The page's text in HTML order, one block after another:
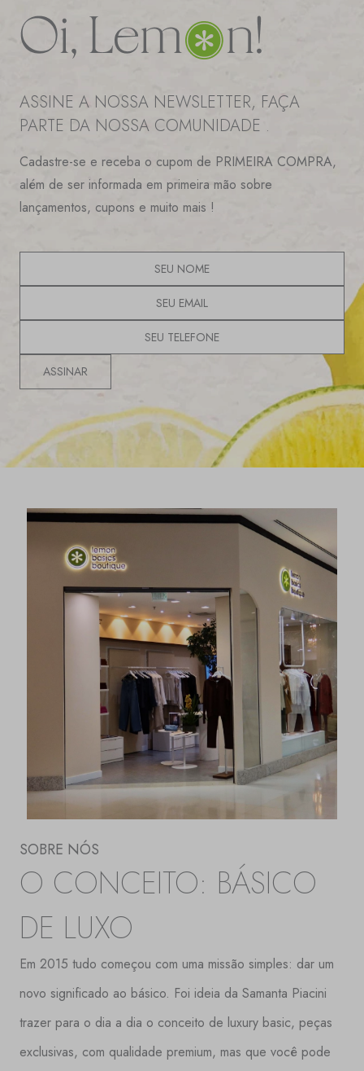
ASSINE A NOSSA NEWSLETTER, FAÇA
PARTE DA NOSSA COMUNIDADE .
Cadastre-se e receba o cupom de PRIMEIRA COMPRA,
além de ser informada em primeira mão sobre
lançamentos, cupons e muito mais !
SOBRE NÓS
O CONCEITO: BÁSICO
DE LUXO
Em 2015 tudo começou com uma missão simples: dar um
novo significado ao básico. Foi ideia da Samanta Piacini
trazer para o dia a dia o conceito de luxury basic, peças
exclusivas, com qualidade premium, mas que você pode